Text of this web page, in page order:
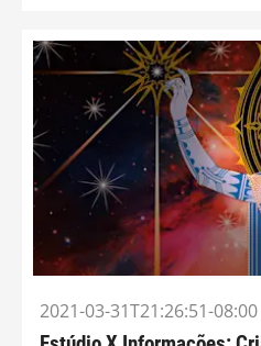
2021-03-31T21:26:51-08:00